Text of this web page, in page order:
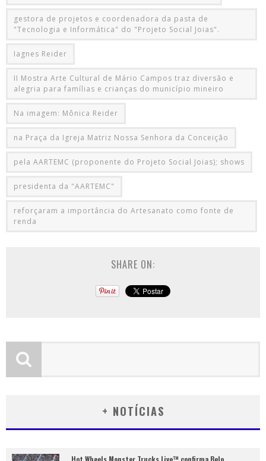
gestora de projetos e coordenadora da pasta de
"Tecnologia e Informática" do "Projeto Social Joias".
Iagnes Reider
II Mostra Arte Cultural de Mário Campos traz diversão e
alegria para famílias e crianças do município mineiro
Na imagem: Mônica Reider
na Praça da Igreja Matriz Nossa Senhora da Conceição
pela AARTEMC (proponente do Projeto Social Joias); shows
presidenta da "AARTEMC"
reforçaram a importância do Artesanato como fonte de
renda
SHARE ON:
+ NOTÍCIAS
Hot Wheels Monster Trucks Live™ confirma Belo